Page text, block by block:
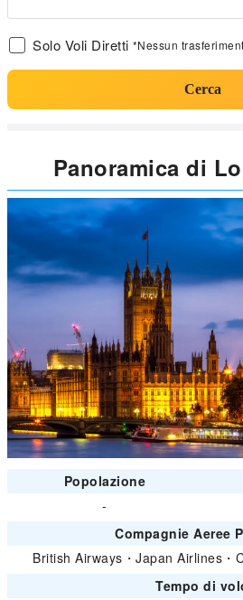
Solo Voli Diretti *Nessun
Cerca
Panoramica di
Popolazione
-
Compagnie Aeree
British Airways ・Japan Airlines ・
Tempo di